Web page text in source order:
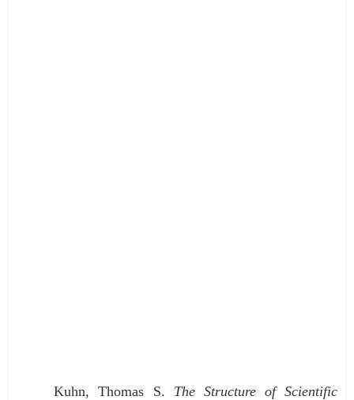
Kuhn, Thomas S. The Structure of Scientific